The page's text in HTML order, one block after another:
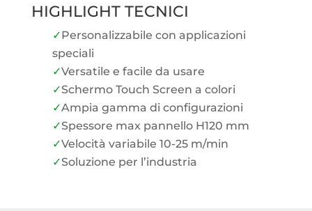
HIGHLIGHT TECNICI
Personalizzabile con applicazioni
speciali
Versatile e facile da usare
Schermo Touch Screen a colori
Ampia gamma di configurazioni
Spessore max pannello H120 mm
Velocità variabile 10-25 m/min
Soluzione per l’industria